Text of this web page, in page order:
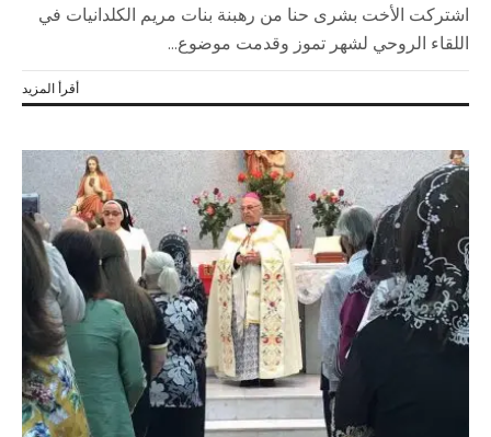
اشتركت الأخت بشرى حنا من رهبنة بنات مريم الكلدانيات في
اللقاء الروحي لشهر تموز وقدمت موضوع...
أقرأ المزيد